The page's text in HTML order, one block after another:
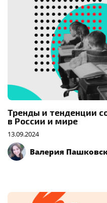
Тренды и тенденции
в России и мире
13.09.2024
Валерия